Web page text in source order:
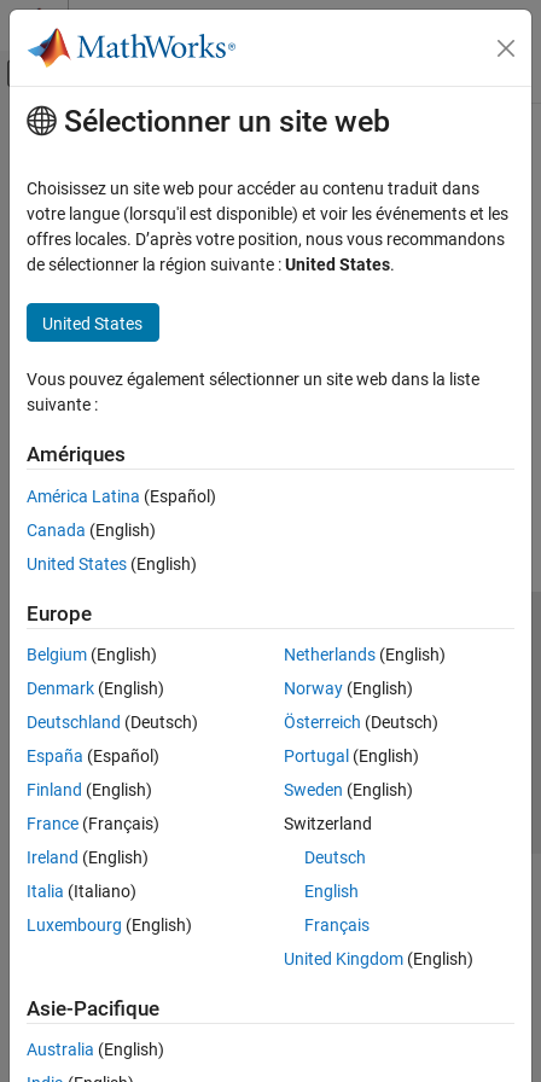
Passer au contenu
Activer/désactiver l'affichage du menu
Accueil de la documentation
FPGA, ASIC, and SoC Development
Contenu principal
How useful was this information?
Sélectionner un site web
Choisissez un site web pour accéder au contenu traduit dans
votre langue (lorsqu'il est disponible) et voir les événements et les
offres locales. D’après votre position, nous vous recommandons
de sélectionner la région suivante :United States.
United States
Vous pouvez également sélectionner un site web dans la liste
suivante :
Amériques
América Latina (Español)
Canada (English)
United States (English)
Europe
Belgium (English)
Denmark (English)
Deutschland (Deutsch)
España (Español)
Finland (English)
France (Français)
Ireland (English)
Italia (Italiano)
Luxembourg (English)
Netherlands(English)
Norway(English)
Österreich (Deutsch)
Portugal (English)
Sweden (English)
Switzerland
Deutsch
English
Français
United Kingdom(English)
Asie-Pacifique
Australia (English)
Lutte anti-piratage
Contacts locaux
© 1994-2026 The MathWorks, Inc.